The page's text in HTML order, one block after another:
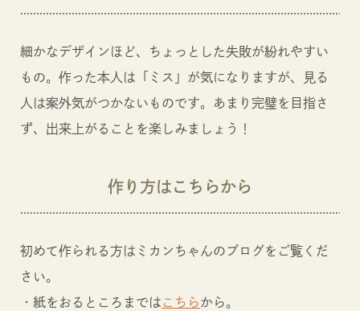
細かなデザインほど、ちょっとした失敗が紛れやすい
もの。作った本人は「ミス」が気になりますが、見る
人は案外気がつかないものです。あまり完璧を目指さ
ず、出来上がることを楽しみましょう！
作り方はこちらから
初めて作られる方はミカンちゃんのブログをご覧くだ
さい。
・紙をおるところまではこちらから。